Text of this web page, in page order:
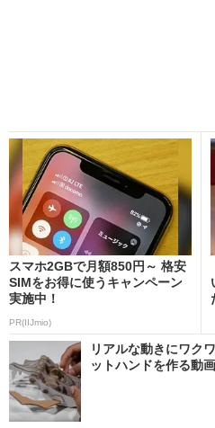
スマホ2GBで月額850円～ 格安
SIMをお得に使うキャンペーン
実施中！
PR(IIJmio)
リアルな動きにワク
ットハンドを作る動